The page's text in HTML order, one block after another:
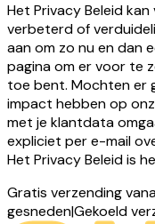
Het Privacy Beleid
verbeterd of
aan om zo nu en dan
pagina om er voor te
toe bent. Mochten er
impact hebben op
met je klantdata
expliciet per e-mail
Het Privacy Beleid is
Gratis verzending
gesneden|Gekoeld